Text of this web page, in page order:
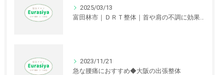
2025/03/13
富田林市｜ＤＲＴ整体｜首や肩の不調に効果が期待できます。
2023/11/21
急な腰痛におすすめ◆大阪の出張整体